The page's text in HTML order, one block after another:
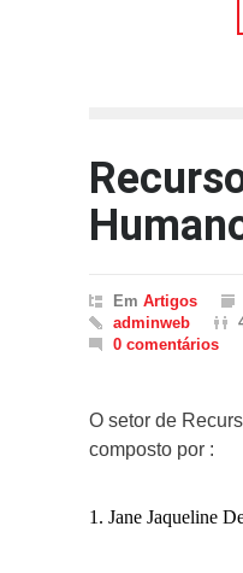
Em Artigos
adminweb
0 comentários
O setor de
composto por :
1. Jane Jaqueline